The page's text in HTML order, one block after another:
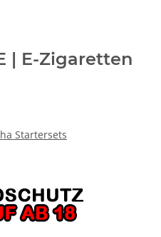
| E-Zigaretten
Startersets